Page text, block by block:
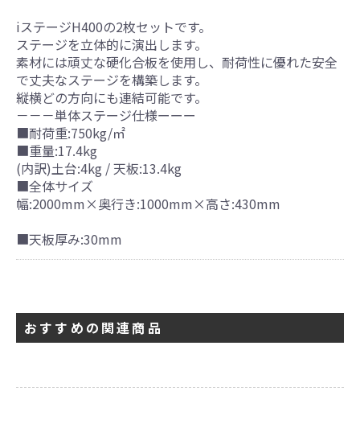
引続き他の商品も選ぶ
iステージH400の2枚セットです。
ステージを立体的に演出します。
素材には頑丈な硬化合板を使用し、耐荷性に優れた安全
で丈夫なステージを構築します。
縦横どの方向にも連結可能です。
－－－単体ステージ仕様ーーー
■耐荷重:750kg/㎡
■重量:17.4kg
(内訳)土台:4kg / 天板:13.4kg
■全体サイズ
幅:2000mm×奥行き:1000mm×高さ:430mm
■天板厚み:30mm
おすすめの関連商品